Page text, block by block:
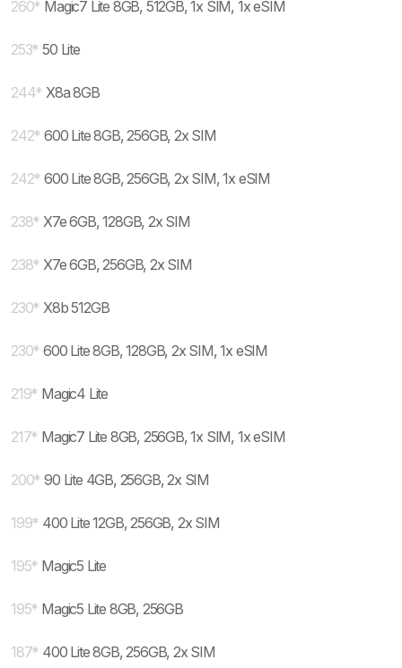
260* Magic7 Lite 8GB, 512GB, 1x SIM, 1x eSIM
253* 50 Lite
244* X8a 8GB
242* 600 Lite 8GB, 256GB, 2x SIM
242* 600 Lite 8GB, 256GB, 2x SIM, 1x eSIM
238* X7e 6GB, 128GB, 2x SIM
238* X7e 6GB, 256GB, 2x SIM
230* X8b 512GB
230* 600 Lite 8GB, 128GB, 2x SIM, 1x eSIM
219* Magic4 Lite
217* Magic7 Lite 8GB, 256GB, 1x SIM, 1x eSIM
200* 90 Lite 4GB, 256GB, 2x SIM
199* 400 Lite 12GB, 256GB, 2x SIM
195* Magic5 Lite
195* Magic5 Lite 8GB, 256GB
187* 400 Lite 8GB, 256GB, 2x SIM